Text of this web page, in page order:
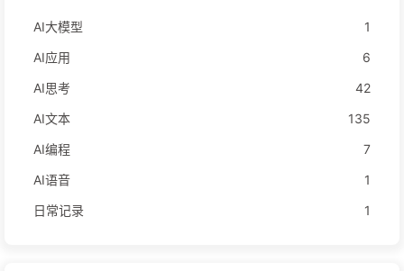
AI大模型
1
AI应用
6
AI思考
42
AI文本
135
AI编程
7
AI语音
1
日常记录
1